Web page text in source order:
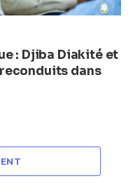
: Djiba Diakité et
dans